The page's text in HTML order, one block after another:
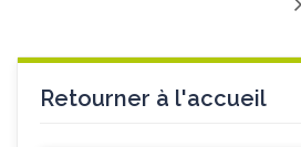
Retourner à l'accueil